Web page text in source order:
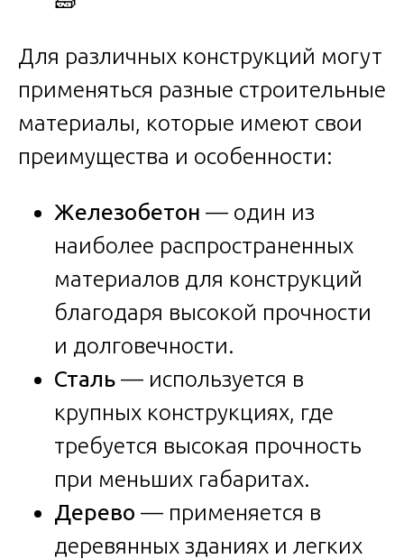
Для различных конструкций могут
применяться разные строительные
материалы, которые имеют свои
преимущества и особенности:
Железобетон — один из
наиболее распространенных
материалов для конструкций
благодаря высокой прочности
и долговечности.
Сталь — используется в
крупных конструкциях, где
требуется высокая прочность
при меньших габаритах.
Дерево — применяется в
деревянных зданиях и легких